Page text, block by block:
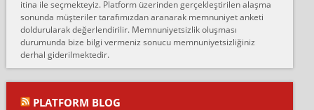
fiyatın mazoto gele...
Fatih kokmese:
Diyarbakır dan eşyamı getirtmek için anlaştım sözleşme yaptım.
Son anda fiyat artırdılar.. mecburiyetten tasittim.. bu kişiler ağrılı
Ali:
itina ile seçmekteyiz. Platform üzerinden gerçekleştirilen alaşma
sonunda müşteriler tarafımızdan aranarak memnuniyet anketi
doldurularak değerlendirilir. Memnuniyetsizlik oluşması
durumunda bize bilgi vermeniz sonucu memnuniyetsizliğiniz
derhal giderilmektedir.
PLATFORM BLOG